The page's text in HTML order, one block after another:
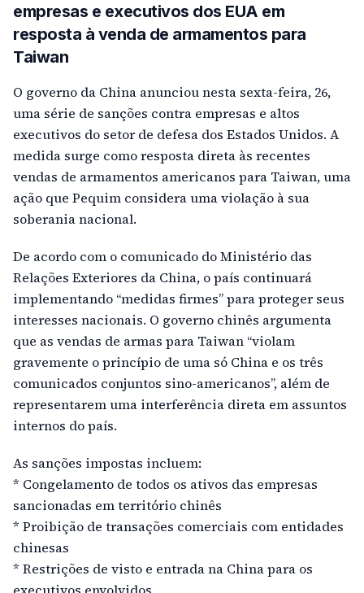
empresas e executivos dos EUA em
resposta à venda de armamentos para
Taiwan
O governo da China anunciou nesta sexta-feira, 26,
uma série de sanções contra empresas e altos
executivos do setor de defesa dos Estados Unidos. A
medida surge como resposta direta às recentes
vendas de armamentos americanos para Taiwan, uma
ação que Pequim considera uma violação à sua
soberania nacional.
De acordo com o comunicado do Ministério das
Relações Exteriores da China, o país continuará
implementando “medidas firmes” para proteger seus
interesses nacionais. O governo chinês argumenta
que as vendas de armas para Taiwan “violam
gravemente o princípio de uma só China e os três
comunicados conjuntos sino-americanos”, além de
representarem uma interferência direta em assuntos
internos do país.
As sanções impostas incluem:
* Congelamento de todos os ativos das empresas
sancionadas em território chinês
* Proibição de transações comerciais com entidades
chinesas
* Restrições de visto e entrada na China para os